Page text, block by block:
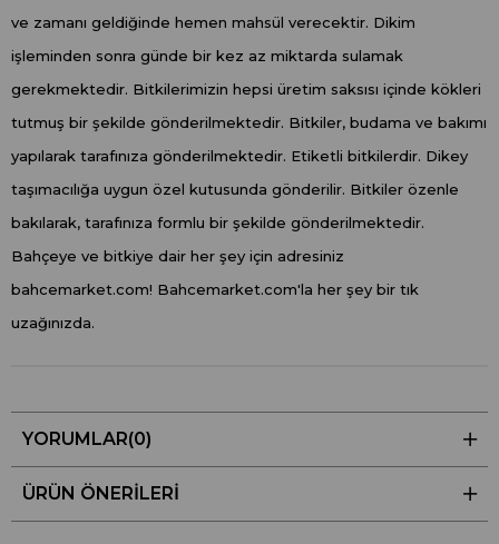
ve zamanı geldiğinde hemen mahsül verecektir. Dikim
işleminden sonra günde bir kez az miktarda sulamak
gerekmektedir. Bitkilerimizin hepsi üretim saksısı içinde kökleri
tutmuş bir şekilde gönderilmektedir. Bitkiler, budama ve bakımı
yapılarak tarafınıza gönderilmektedir. Etiketli bitkilerdir. Dikey
taşımacılığa uygun özel kutusunda gönderilir. Bitkiler özenle
bakılarak, tarafınıza formlu bir şekilde gönderilmektedir.
Bahçeye ve bitkiye dair her şey için adresiniz
bahcemarket.com! Bahcemarket.com'la her şey bir tık
uzağınızda.
YORUMLAR(0)
ÜRÜN ÖNERILERI